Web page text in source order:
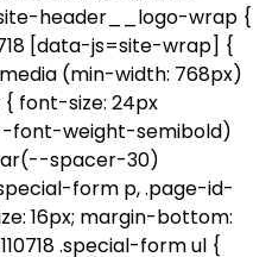
header__logo-wrap {
[data-js=site-wrap] {
(min-width: 768px)
{ font-size: 24px
font-weight-semibold)
spacer-30)
form p, .page-id-
16px; margin-bottom:
.special-form ul {